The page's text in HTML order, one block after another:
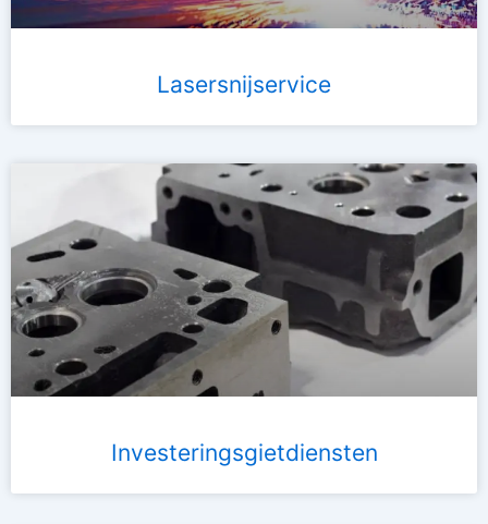
Lasersnijservice
Investeringsgietdiensten